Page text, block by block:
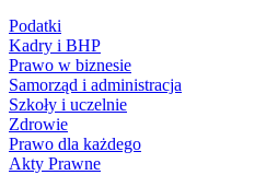
Podatki
Kadry i BHP
Prawo w biznesie
Samorząd i administracja
Szkoły i uczelnie
Zdrowie
Prawo dla każdego
Akty Prawne